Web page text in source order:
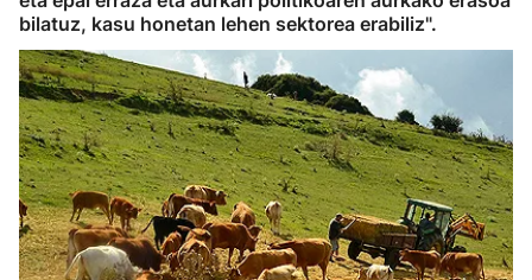
bilatuz, kasu honetan lehen sektorea erabiliz".